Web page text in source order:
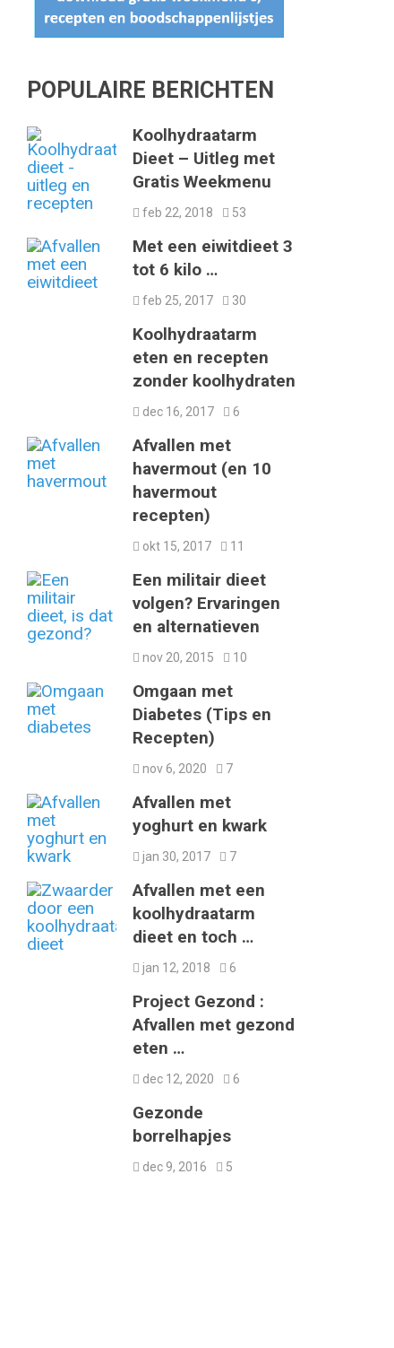
POPULAIRE BERICHTEN
Koolhydraatarm
Dieet – Uitleg met
Gratis Weekmenu
feb 22, 2018 53
Met een eiwitdieet 3
tot 6 kilo …
feb 25, 2017 30
Koolhydraatarm
eten en recepten
zonder koolhydraten
dec 16, 2017 6
Afvallen met
havermout (en 10
havermout
recepten)
okt 15, 2017 11
Een militair dieet
volgen? Ervaringen
en alternatieven
nov 20, 2015 10
Omgaan met
Diabetes (Tips en
Recepten)
nov 6, 2020 7
Afvallen met
yoghurt en kwark
jan 30, 2017 7
Afvallen met een
koolhydraatarm
dieet en toch …
jan 12, 2018 6
Project Gezond :
Afvallen met gezond
eten …
dec 12, 2020 6
Gezonde
borrelhapjes
dec 9, 2016 5